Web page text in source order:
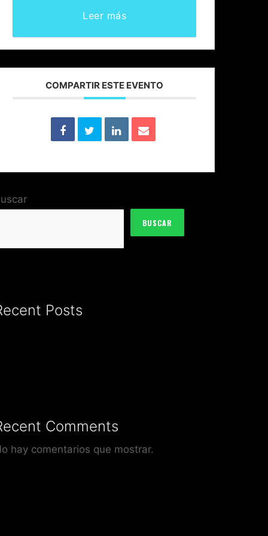
Leer más
COMPARTIR ESTE EVENTO
BUSCAR
Posts
Comments
hay comentarios que mostrar.